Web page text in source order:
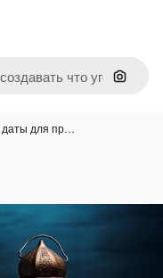
Поиск
для пр…